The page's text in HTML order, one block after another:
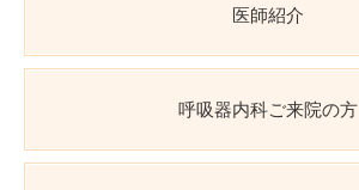
医師紹介
呼吸器内科ご来院の方